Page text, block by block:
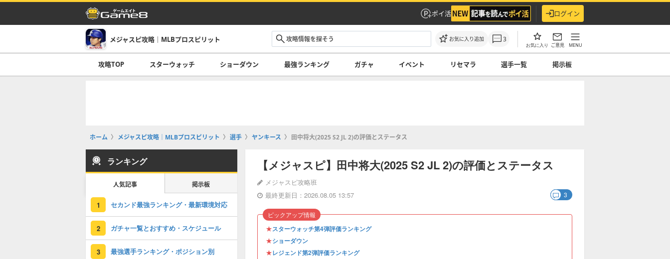
ポイ活 ログイン
メジャスピ攻略｜MLBプロスピリット お気に入り追加 3
お気に入り ご意見 MENU
攻略TOP スターウォッチ ショーダウン 最強ランキング ガチャ イベント リセマラ 選手一覧 掲示板
ホーム メジャスピ攻略｜MLBプロスピリット 選手 ヤンキース 田中将大(2025 S2 JL 2)の評価とステータス
【メジャスピ】田中将大(2025 S2 JL 2)の評価とステータス
メジャスピ攻略班
最終更新日：2026.08.05 13:57
3
★スターウォッチ第4弾評価ランキング
★ショーダウン
★レジェンド第2弾評価ランキング
ピックアップ情報
ランキング
人気記事 掲示板
1 セカンド最強ランキング・最新環境対応
2 ガチャ一覧とおすすめ・スケジュール
3 最強選手ランキング・ポジション別